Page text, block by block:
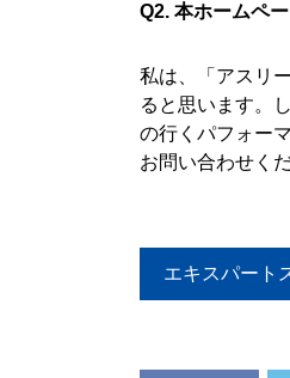
Q2. 本ホームペ
私は、「アスリ
ると思います。
の行くパフォー
お問い合わせく
エキスパート